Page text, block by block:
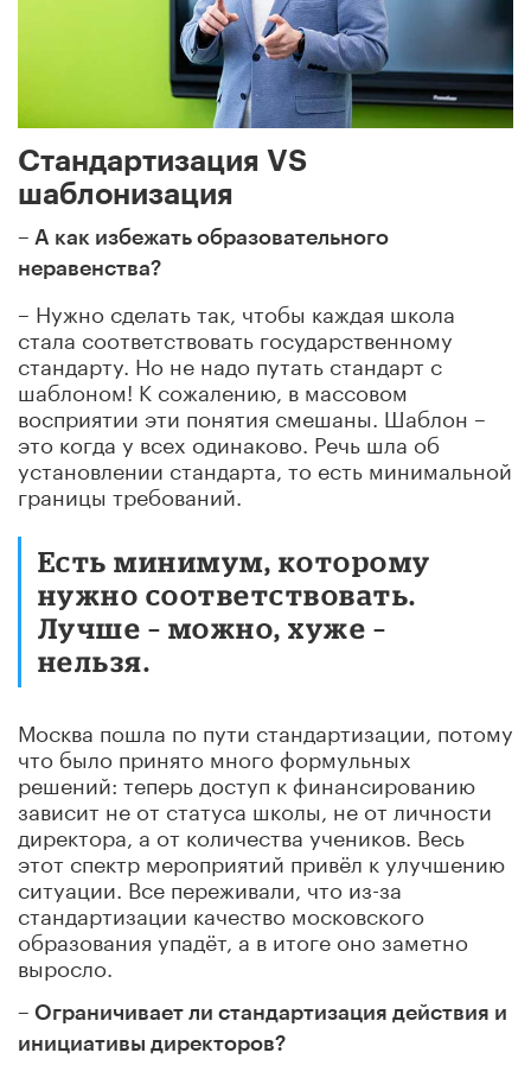
Стандартизация VS
шаблонизация
– А как избежать образовательного
неравенства?
– Нужно сделать так, чтобы каждая школа
стала соответствовать государственному
стандарту. Но не надо путать стандарт с
шаблоном! К сожалению, в массовом
восприятии эти понятия смешаны. Шаблон –
это когда у всех одинаково. Речь шла об
установлении стандарта, то есть минимальной
границы требований.
Есть минимум, которому
нужно соответствовать.
Лучше – можно, хуже –
нельзя.
Москва пошла по пути стандартизации, потому
что было принято много формульных
решений: теперь доступ к финансированию
зависит не от статуса школы, не от личности
директора, а от количества учеников. Весь
этот спектр мероприятий привёл к улучшению
ситуации. Все переживали, что из-за
стандартизации качество московского
образования упадёт, а в итоге оно заметно
выросло.
– Ограничивает ли стандартизация действия и
инициативы директоров?